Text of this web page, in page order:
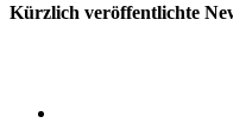
Kürzlich veröffentlichte